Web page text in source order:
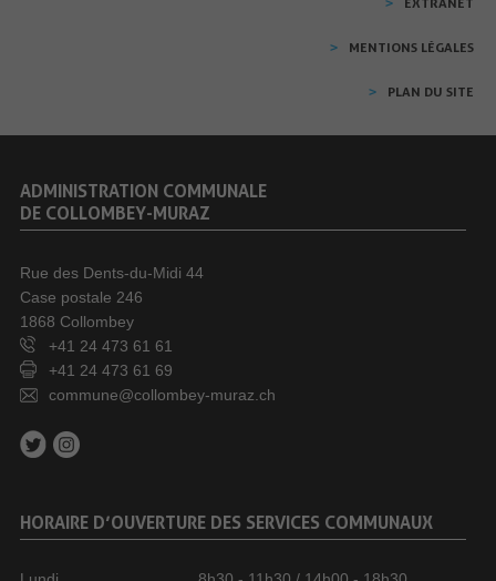
MENTIONS LÉGALES
PLAN DU SITE
ADMINISTRATION COMMUNALE
DE COLLOMBEY-MURAZ
Rue des Dents-du-Midi 44
Case postale 246
1868 Collombey
+41 24 473 61 61
+41 24 473 61 69
commune@collombey-muraz.ch
HORAIRE D’OUVERTURE DES SERVICES COMMUNAUX